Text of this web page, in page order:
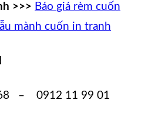
>>> Báo giá rèm cuốn
mành cuốn in tranh
– 0912 11 99 01